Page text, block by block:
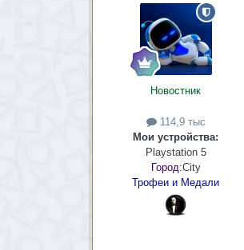
Новостник
114,9 тыс
Мои устройства:
Playstation 5
Город:City
Трофеи и Медали